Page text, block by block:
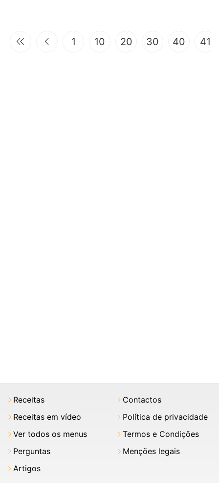
1 10 20 30 40 41
Receitas
Receitas em vídeo
Ver todos os menus
Perguntas
Artigos
Contactos
Política de privacidade
Termos e Condições
Menções legais